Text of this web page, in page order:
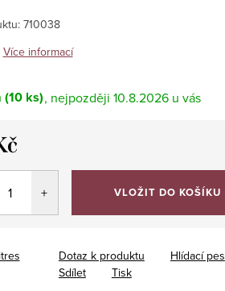
710038
Více informací
(10 ks) 10.8.2026
VLOŽIT DO KOŠÍKU
Tisk
Dotaz k produktu
Hlídací pes
Sdílet